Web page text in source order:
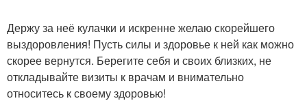
Держу за неё кулачки и искренне желаю скорейшего
выздоровления! Пусть силы и здоровье к ней как можно
скорее вернутся. Берегите себя и своих близких, не
откладывайте визиты к врачам и внимательно
относитесь к своему здоровью!